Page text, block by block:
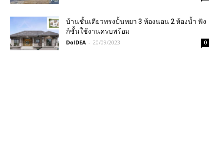
บ้านชั้นเดียวทรงปั้นหยา 3 ห้องนอน 2 ห้องน้ำ ฟัง
ก์ชั้นใช้งานครบพร้อม
DoIDEA - 20/09/2023 0